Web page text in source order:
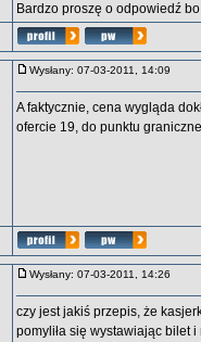
Bardzo proszę o odpowiedź
Wysłany: 07-03-2011, 14:09
A faktycznie, cena wygląda
ofercie 19, do punktu
Wysłany: 07-03-2011, 14:26
czy jest jakiś przepis, że
pomyliła się wystawiając bilet